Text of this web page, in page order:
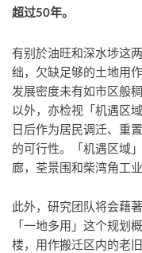
超过50年。
有别於油旺和深水埗这
绌，欠缺足够的土地用
发展密度未有如市区般
以外，亦检视「机遇区
日后作为居民调迁、重
的可行性。「机遇区域
廊，荃景围和柴湾角工业
此外，研究团队将会藉
「一地多用」这个规划
楼，用作搬迁区内的老